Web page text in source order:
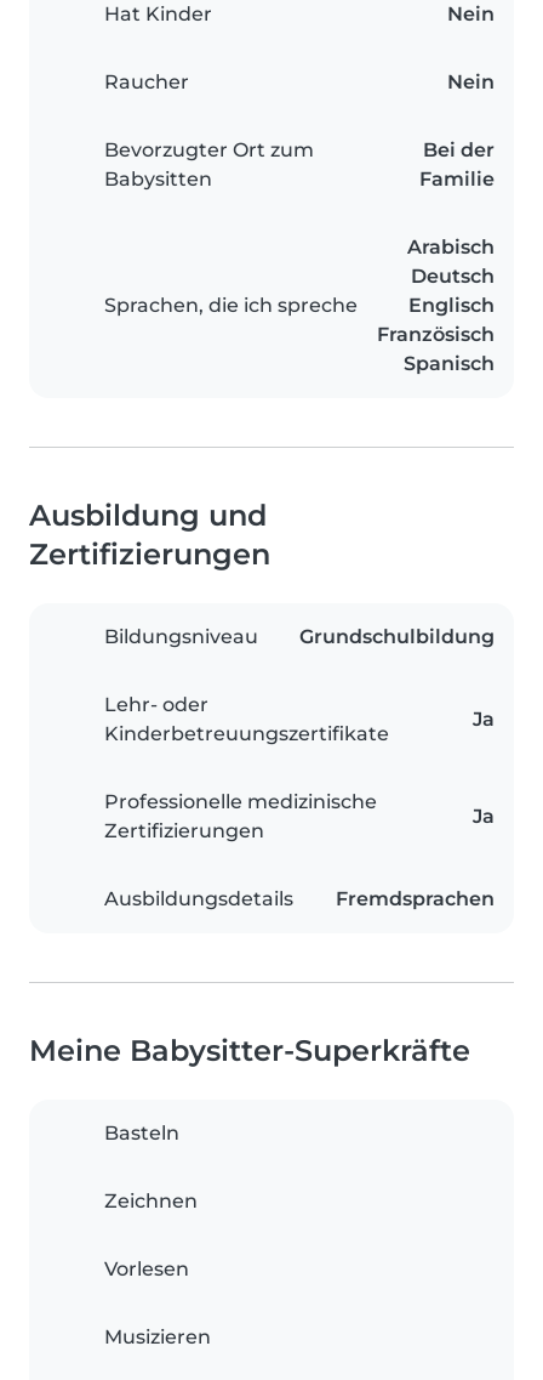
Hat Kinder Nein
Raucher Nein
Bevorzugter Ort zum
Babysitten
Bei der
Familie
Sprachen, die ich spreche
Arabisch
Deutsch
Englisch
Französisch
Spanisch
Ausbildung und
Zertifizierungen
Bildungsniveau Grundschulbildung
Lehr- oder
Kinderbetreuungszertifikate
Ja
Professionelle medizinische
Zertifizierungen
Ja
Ausbildungsdetails Fremdsprachen
Meine Babysitter-Superkräfte
Basteln
Zeichnen
Vorlesen
Musizieren